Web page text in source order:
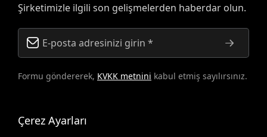
Şirketimizle ilgili son gelişmelerden haberdar olun.
Formu göndererek, KVKK metnini kabul etmiş sayılırsınız.
Çerez Ayarları